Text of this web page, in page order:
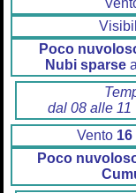
Poco
Nubi sparse
dal 08 alle
Vento 16
Poco